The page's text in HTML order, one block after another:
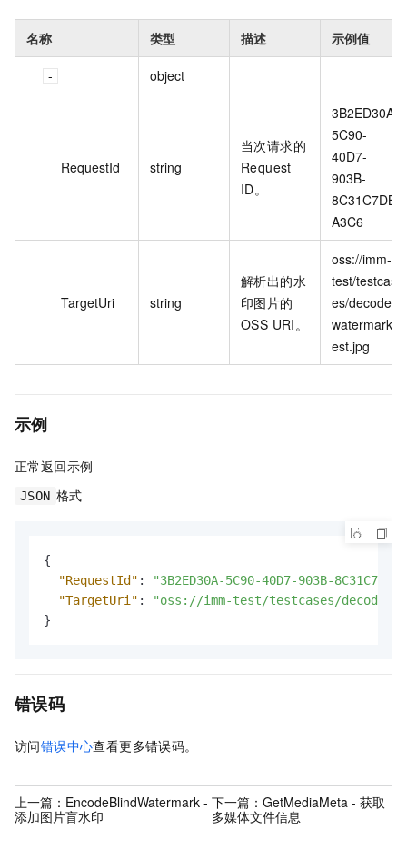
名称 类型 描述 示例值
object
RequestId string
当次请求的
Request
ID。
3B2ED30A-
5C90-
40D7-
903B-
8C31C7DB
A3C6
TargetUri string
解析出的水
印图片的
OSS URI。
oss://imm-
test/testcas
es/decode
watermarkt
est.jpg
示例
正常返回示例
JSON 格式
{
"RequestId" :
"3B2ED30A-5C90-40D7-903B-
"TargetUri" :
"oss://imm-test/testcases/
}
错误码
访问错误中心查看更多错误码。
上一篇： EncodeBlindWatermark -
添加图片盲水印
下一篇： GetMediaMeta - 获取
多媒体文件信息